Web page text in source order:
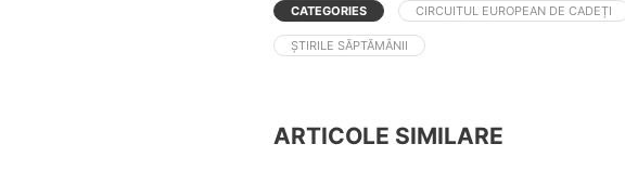
CATEGORIES CIRCUITUL EUROPEAN DE CADEȚI
ȘTIRILE SĂPTĂMÂNII
ARTICOLE SIMILARE